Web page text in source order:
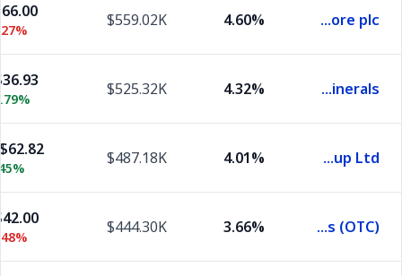
Glencore plc
4.60%
$559.02K
Hudbay Minerals
4.32%
$525.32K
BHP Group Ltd
4.01%
$487.18K
First Quantum Minerals (OTC)
3.66%
$444.30K